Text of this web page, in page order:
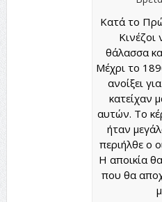
Κατά το
Κινέζοι
θάλασσα
Μέχρι το
ανοίξει
κατείχαν
αυτών. Το
ήταν
περιήλθε ο
Η αποικία
που θα